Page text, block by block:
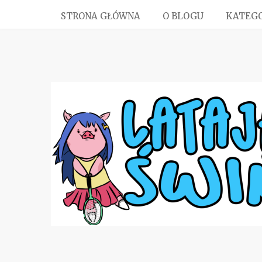
STRONA GŁÓWNA O BLOGU